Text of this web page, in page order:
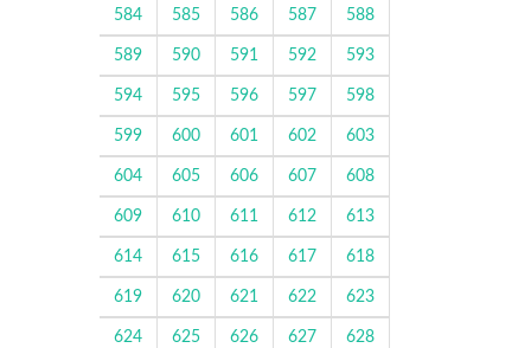
584 585 586 587 588
589 590 591 592 593
594 595 596 597 598
599 600 601 602 603
604 605 606 607 608
609 610 611 612 613
614 615 616 617 618
619 620 621 622 623
624 625 626 627 628